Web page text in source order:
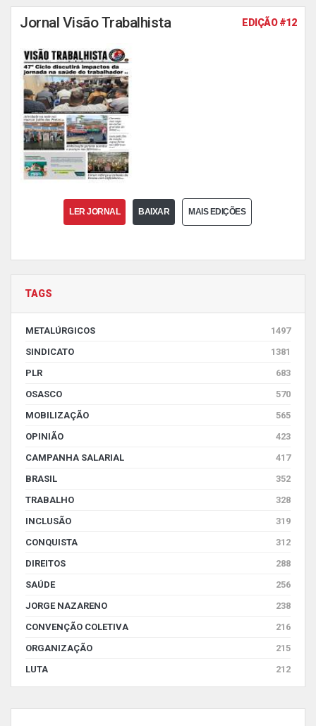
Jornal Visão Trabalhista EDIÇÃO #12
LER JORNAL BAIXAR MAIS EDIÇÕES
TAGS
METALÚRGICOS
1497
SINDICATO
1381
PLR
683
OSASCO
570
MOBILIZAÇÃO
565
OPINIÃO
423
CAMPANHA SALARIAL
417
BRASIL
352
TRABALHO
328
INCLUSÃO
319
CONQUISTA
312
DIREITOS
288
SAÚDE
256
JORGE NAZARENO
238
CONVENÇÃO COLETIVA
216
ORGANIZAÇÃO
215
LUTA
212